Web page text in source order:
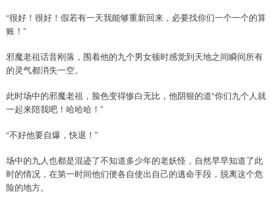
“很好！很好！假若有一天我能够重新回来，必要找你们一个一个的算
账！”
邪魔老祖话音刚落，围着他的九个男女顿时感觉到天地之间瞬间所有
的灵气都消失一空。
此时场中的邪魔老祖，脸色变得惨白无比，他阴狠的道“你们九个人就
一起来陪我吧！哈哈哈！”
“不好他要自爆，快退！”
场中的九人也都是混迹了不知道多少年的老妖怪，自然早早知道了此
时的情况，在第一时间他们便各自使出自己的逃命手段，脱离这个危
险的地方。